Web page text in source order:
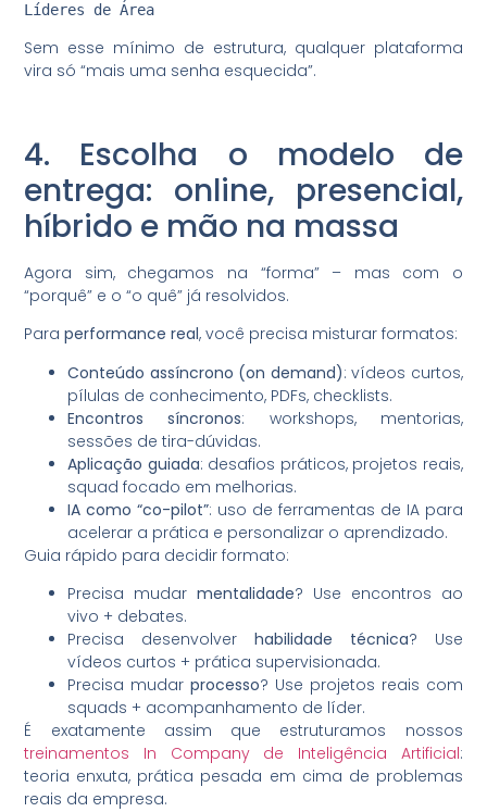
Líderes de Área
Sem esse mínimo de estrutura, qualquer plataforma
vira só “mais uma senha esquecida”.
4. Escolha o modelo de
entrega: online, presencial,
híbrido e mão na massa
Agora sim, chegamos na “forma” – mas com o
“porquê” e o “o quê” já resolvidos.
Paraperformance real, você precisa misturar formatos:
Conteúdo assíncrono (on demand): vídeos curtos,
pílulas de conhecimento, PDFs, checklists.
Encontros síncronos: workshops, mentorias,
sessões de tira-dúvidas.
Aplicação guiada: desafios práticos, projetos reais,
squad focado em melhorias.
IA como “co-pilot”: uso de ferramentas de IA para
acelerar a prática e personalizar o aprendizado.
Guia rápido para decidir formato:
Precisa mudarmentalidade? Use encontros ao
vivo + debates.
Precisa desenvolver habilidade técnica? Use
vídeos curtos + prática supervisionada.
Precisa mudarprocesso? Use projetos reais com
squads + acompanhamento de líder.
É exatamente assim que estruturamos nossos
treinamentos In Company de Inteligência Artificial:
teoria enxuta, prática pesada em cima de problemas
reais da empresa.